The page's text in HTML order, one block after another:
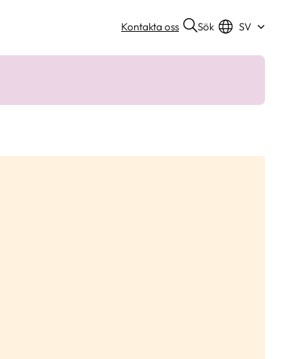
Kontakta oss Sök SV